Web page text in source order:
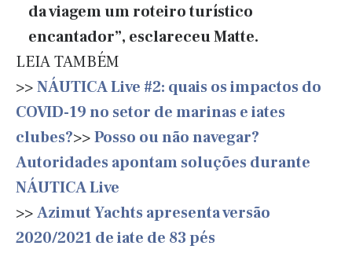
da viagem um roteiro turístico
encantador”, esclareceu Matte.
LEIA TAMBÉM
>>NÁUTICA Live #2: quais os impactos do
COVID-19 no setor de marinas e iates
clubes?>>Posso ou não navegar?
Autoridades apontam soluções durante
NÁUTICA Live
>>Azimut Yachts apresenta versão
2020/2021 de iate de 83 pés